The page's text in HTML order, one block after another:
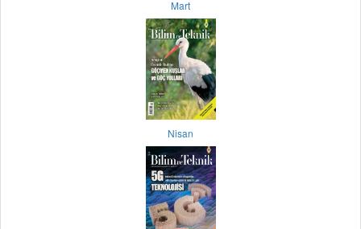
Mart
Nisan